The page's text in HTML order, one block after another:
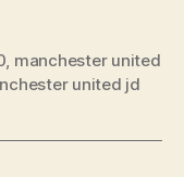
, manchester united
united jd